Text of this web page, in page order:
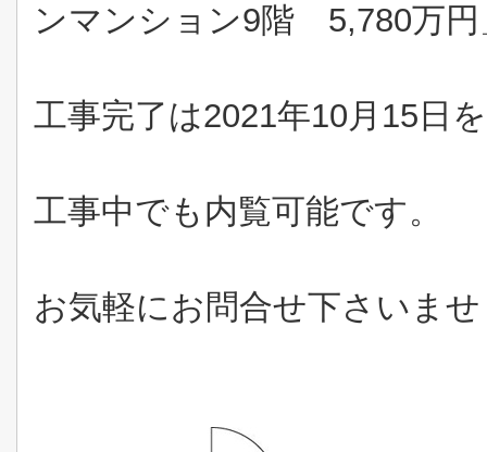
ンマンション9階 5,780万
工事完了は2021年10月15日
工事中でも内覧可能です。
お気軽にお問合せ下さいま